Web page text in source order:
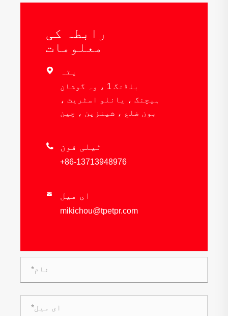
رابطہ کی
معلومات
 پتہ
بلڈنگ 1 ، وہ گوشان
ہیچنگ ، ​​یانلو اسٹریٹ ،
بون ضلع ، شینزین ، چین
 ٹیلی فون
+86-13713948976
 ای میل
mikichou@tpetpr.com